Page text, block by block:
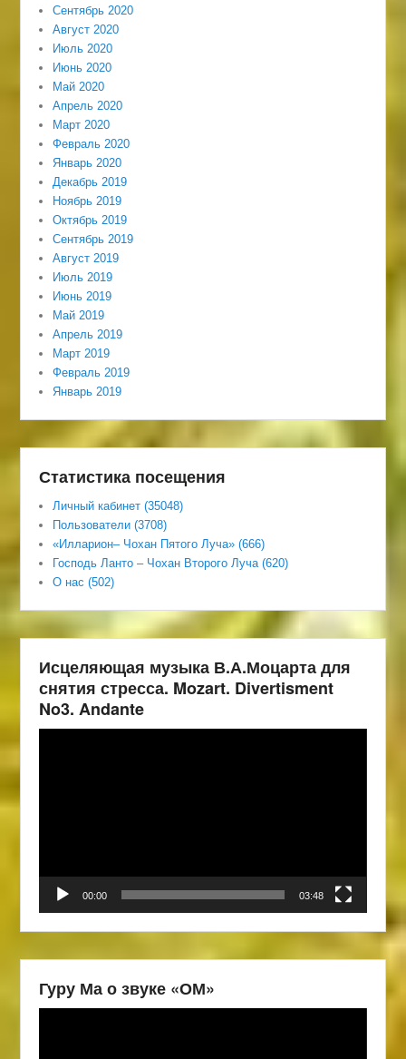
Сентябрь 2020
Август 2020
Июль 2020
Июнь 2020
Май 2020
Апрель 2020
Март 2020
Февраль 2020
Январь 2020
Декабрь 2019
Ноябрь 2019
Октябрь 2019
Сентябрь 2019
Август 2019
Июль 2019
Июнь 2019
Май 2019
Апрель 2019
Март 2019
Февраль 2019
Январь 2019
Статистика посещения
Личный кабинет (35048)
Пользователи (3708)
«Илларион– Чохан Пятого Луча» (666)
Господь Ланто – Чохан Второго Луча (620)
О нас (502)
Исцеляющая музыка В.А.Моцарта для
снятия стресса. Mozart. Divertisment
No3. Andante
00:00 03:48
Гуру Ма о звуке «ОМ»